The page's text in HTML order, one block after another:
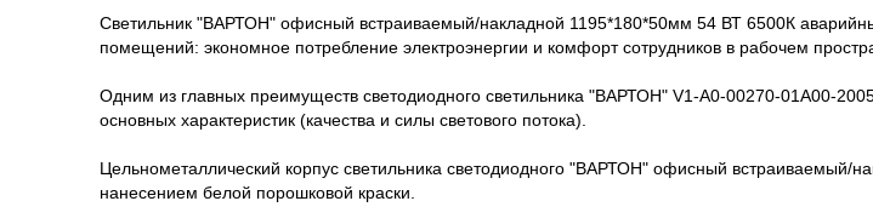
Светильник "ВАРТОН" офисный встраиваемый/накладной 1195*180*50мм 54 ВТ 6500К
помещений: экономное потребление электроэнергии и комфорт сотрудников в рабочем
Одним из главных преимуществ светодиодного светильника "ВАРТОН" V1-A0-00270-01A00-
основных характеристик (качества и силы светового потока).
Цельнометаллический корпус светильника светодиодного "ВАРТОН" офисный
нанесением белой порошковой краски.